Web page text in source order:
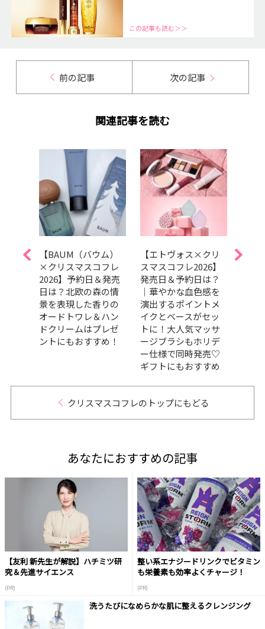
この記事も読む＞＞
前の記事 次の記事
関連記事を読む
【BAUM（バウム）
×クリスマスコフレ
2026】予約日＆発売
日は？北欧の森の情
景を表現した香りの
オードトワレ＆ハン
ドクリームはプレゼ
ントにもおすすめ！
【エトヴォス×クリ
スマスコフレ2026】
発売日＆予約日は？
｜華やかな血色感を
演出するポイントメ
イクとベースがセッ
トに！大人気マッサ
ージブラシもホリデ
ー仕様で同時発売♡
ギフトにもおすすめ
【ア
クリスマスコフレのトップにもどる
あなたにおすすめの記事
【友利 新先生が解説】ハチミツ研
究＆先進サイエンス
(PR)
整い系エナジードリンクでビタミン
も栄養素も効率よくチャージ！
(PR)
洗うたびになめらかな肌に整えるクレンジング